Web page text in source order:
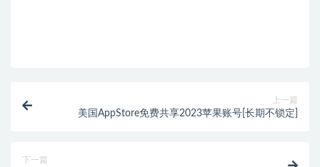
上一篇
美国AppStore免费共享2023苹果账号[长期不锁定]
下一篇